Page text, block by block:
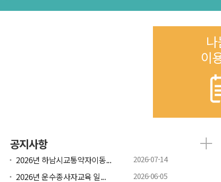
이
공지사항
2026년 하남시교통약자이동... 2026-07-14
2026년 운수종사자교육 일... 2026-06-05